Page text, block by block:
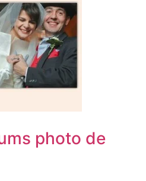
photo de